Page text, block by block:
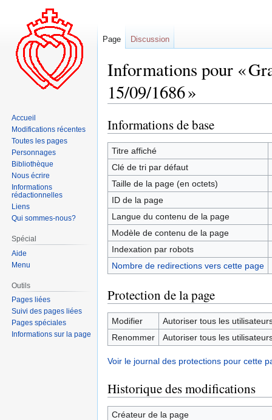
Informations pour «
15/09/1686 »
Aller
à
la
navigation
Aller
à
la
recherche
Informations de base
Titre affiché
Clé de tri par défaut
Taille de la page (en octets)
ID de la page
Langue du contenu de la page
Modèle de contenu de la page
Indexation par robots
Nombre de redirections vers cette page
Protection de la page
Modifier
Autoriser tous les
Renommer
Autoriser tous les
Voir le journal des protections pour cette
Historique des modifications
Créateur de la page
Page Discussion
Accueil
Modifications récentes
Toutes les pages
Personnages
Bibliothèque
Nous écrire
Informations
rédactionnelles
Liens
Qui sommes-nous?
Spécial
Aide
Menu
Outils
Pages liées
Suivi des pages liées
Pages spéciales
Informations sur la page